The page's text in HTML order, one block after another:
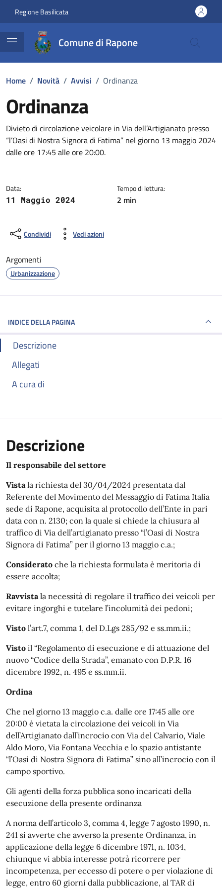
Regione Basilicata
Comune di Rapone
Home / Novità / Avvisi / Ordinanza
Ordinanza
Dettagli della notizia
Divieto di circolazione veicolare in Via dell’Artigianato presso
“l’Oasi di Nostra Signora di Fatima” nel giorno 13 maggio 2024
dalle ore 17:45 alle ore 20:00.
Data:
11 Maggio 2024
Tempo di lettura:
2 min
Condividi Vedi azioni
Argomenti
Urbanizzazione
INDICE DELLA PAGINA
Descrizione
Allegati
A cura di
Descrizione
Il responsabile del settore
Vistala richiesta del 30/04/2024 presentata dal
Referente del Movimento del Messaggio di Fatima Italia
sede di Rapone, acquisita al protocollo dell’Ente in pari
data con n. 2130; con la quale si chiede la chiusura al
traffico di Via dell’artigianato presso “l’Oasi di Nostra
Signora di Fatima” per il giorno 13 maggio c.a.;
Considerato che la richiesta formulata è meritoria di
essere accolta;
Ravvistala necessità di regolare il traffico dei veicoli per
evitare ingorghi e tutelare l’incolumità dei pedoni;
Visto l’art.7, comma 1, del D.Lgs 285/92 e ss.mm.ii.;
Visto il “Regolamento di esecuzione e di attuazione del
nuovo “Codice della Strada”, emanato con D.P.R. 16
dicembre 1992, n. 495 e ss.mm.ii.
Ordina
Che nel giorno 13 maggio c.a. dalle ore 17:45 alle ore
20:00 è vietata la circolazione dei veicoli in Via
dell’Artigianato dall’incrocio con Via del Calvario, Viale
Aldo Moro, Via Fontana Vecchia e lo spazio antistante
“l’Oasi di Nostra Signora di Fatima” sino all’incrocio con il
campo sportivo.
Gli agenti della forza pubblica sono incaricati della
esecuzione della presente ordinanza
A norma dell’articolo 3, comma 4, legge 7 agosto 1990, n.
241 si avverte che avverso la presente Ordinanza, in
applicazione della legge 6 dicembre 1971, n. 1034,
chiunque vi abbia interesse potrà ricorrere per
incompetenza, per eccesso di potere o per violazione di
legge, entro 60 giorni dalla pubblicazione, al TAR di